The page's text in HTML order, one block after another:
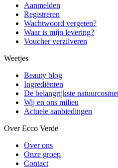
Aanmelden
Registreren
Wachtwoord vergeten?
Waar is mijn levering?
Voucher verzilveren
Weetjes
Beauty blog
Ingrediënten
De belangrijkste
Wij en ons milieu
Actuele aanbiedingen
Over Ecco Verde
Over ons
Onze groep
Contact